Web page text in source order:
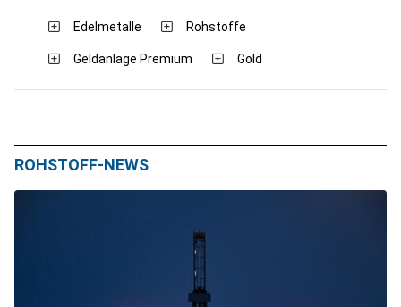
Edelmetalle Rohstoffe
Geldanlage Premium Gold
ROHSTOFF-NEWS